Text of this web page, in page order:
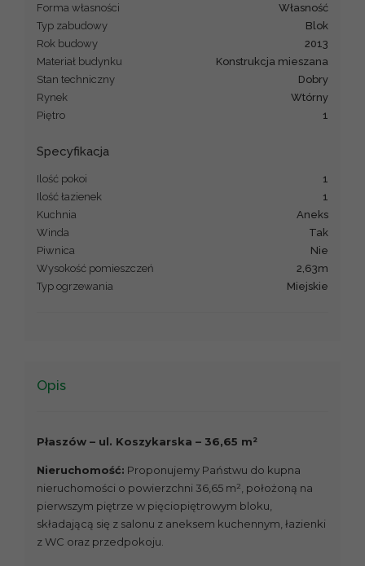
Forma własności
Własność
Typ zabudowy
blok
Rok budowy
2013
Materiał budynku
konstrukcja mieszana
Stan techniczny
Dobry
Rynek
Wtórny
Piętro
1
Specyfikacja
Ilość pokoi
1
Ilość łazienek
1
Kuchnia
aneks
Winda
Tak
Piwnica
Nie
Wysokość pomieszczeń
2,63m
Typ ogrzewania
Miejskie
Opis
Płaszów – ul. Koszykarska – 36,65 m²
Nieruchomość: Proponujemy Państwu do kupna
nieruchomości o powierzchni 36,65 m², położoną na
pierwszym piętrze w pięciopiętrowym bloku,
składającą się z salonu z aneksem kuchennym, łazienki
z WC oraz przedpokoju.